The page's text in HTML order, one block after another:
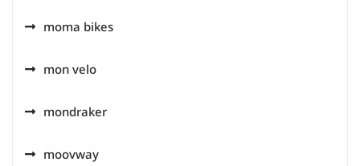
moma bikes
mon velo
mondraker
moovway